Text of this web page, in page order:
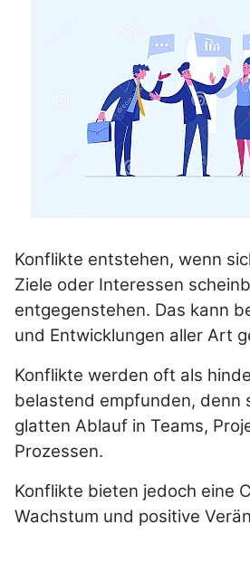
Konflikte entstehen, wenn
Ziele oder Interessen
entgegenstehen. Das kann
und Entwicklungen aller Art
Konflikte werden oft als
belastend empfunden, denn
glatten Ablauf in Teams,
Prozessen.
Konflikte bieten jedoch eine
Wachstum und positive